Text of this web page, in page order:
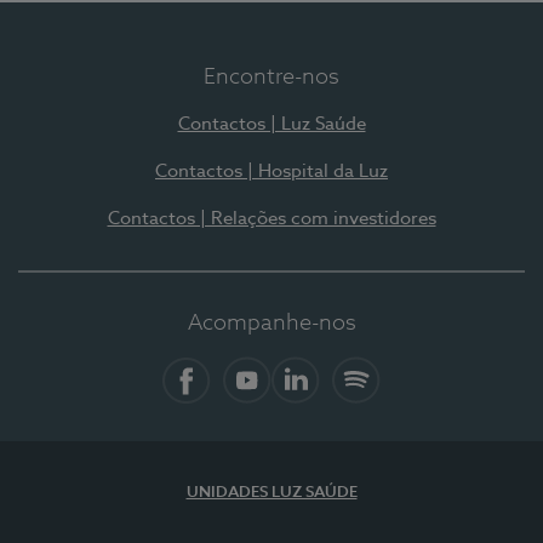
Encontre-nos
Contactos | Luz Saúde
Contactos | Hospital da Luz
Contactos | Relações com investidores
Acompanhe-nos
UNIDADES LUZ SAÚDE